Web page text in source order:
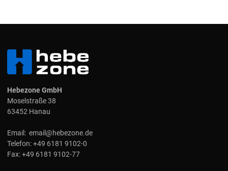
Hebezone GmbH
Moselstraße 38
63452 Hanau
Email: email@hebezone.de
Telefon:+49 6181 9102-0
Fax:+49 6181 9102-77